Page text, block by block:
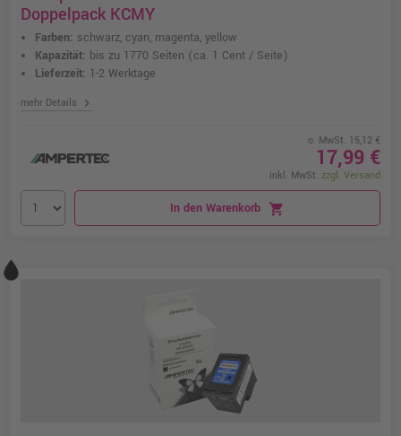
Doppelpack KCMY
Farben: schwarz, cyan, magenta, yellow
Kapazität: bis zu 1770 Seiten (ca. 1 Cent / Seite)
Lieferzeit: 1-2 Werktage
mehr Details chevron_right
o. MwSt. 15,12 €
17,99 €
inkl. MwSt. zzgl. Versand
In den Warenkorb shopping_cart